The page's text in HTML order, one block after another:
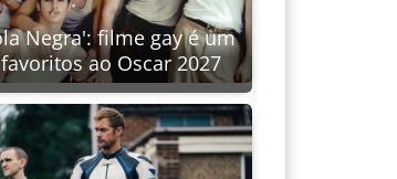
Negra': filme gay é um
ao Oscar 2027